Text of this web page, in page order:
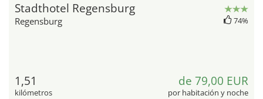
Stadthotel Regensburg
Regensburg 74%
1,51
kilómetros
de 79,00 EUR
por habitación y noche